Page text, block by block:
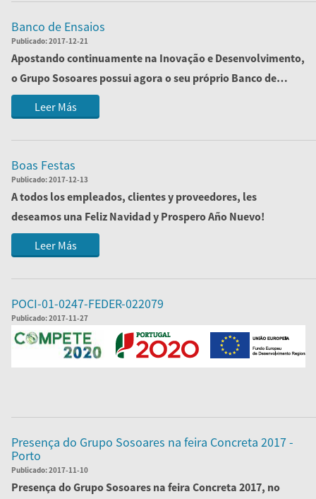
Banco de Ensaios
Publicado:2017-12-21
Apostando continuamente na Inovação e Desenvolvimento,
o Grupo Sosoares possui agora o seu próprio Banco de
Ensaios, cujo objetivo passa por ofe...
Leer Más
Boas Festas
Publicado:2017-12-13
A todos los empleados, clientes y proveedores, les
deseamos una Feliz Navidad y Prospero Año Nuevo!
Leer Más
POCI-01-0247-FEDER-022079
Publicado:2017-11-27
Presença do Grupo Sosoares na feira Concreta 2017 -
Porto
Publicado:2017-11-10
Presença doGrupo Sosoares na feira Concreta 2017, no